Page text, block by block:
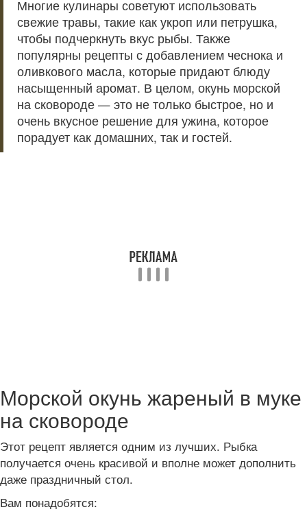
Многие кулинары советуют использовать
свежие травы, такие как укроп или петрушка,
чтобы подчеркнуть вкус рыбы. Также
популярны рецепты с добавлением чеснока и
оливкового масла, которые придают блюду
насыщенный аромат. В целом, окунь морской
на сковороде — это не только быстрое, но и
очень вкусное решение для ужина, которое
порадует как домашних, так и гостей.
Морской окунь жареный в муке
на сковороде
Этот рецепт является одним из лучших. Рыбка
получается очень красивой и вполне может дополнить
даже праздничный стол.
Вам понадобятся: